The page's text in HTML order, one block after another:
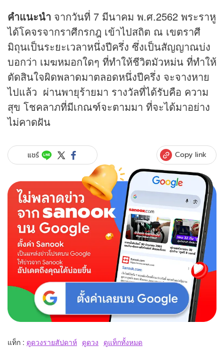
คำแนะนำ จากวันที่ 7 มีนาคม พ.ศ.2562 พระราหู
ได้โคจรจากราศีกรกฎ เข้าไปสถิต ณ เขตราศี
มิถุนเป็นระยะเวลาหนึ่งปีครึ่ง ซึ่งเป็นสัญญาณบ่ง
บอกว่า เมฆหมอกใดๆ ที่ทำให้ชีวิตมัวหม่น ที่ทำให้
ตัดสินใจผิดพลาดมาตลอดหนึ่งปีครึ่ง จะจางหาย
ไปแล้ว ผ่านพายุร้ายมา รางวัลที่ได้รับคือ ความ
สุข โชคลาภที่มีเกณฑ์จะตามมา ที่จะได้มาอย่าง
ไม่คาดฝัน
แชร์ Copy link
แท็ก : ดูดวงรายสัปดาห์ ดูดวง ดูแท็กทั้งหมด